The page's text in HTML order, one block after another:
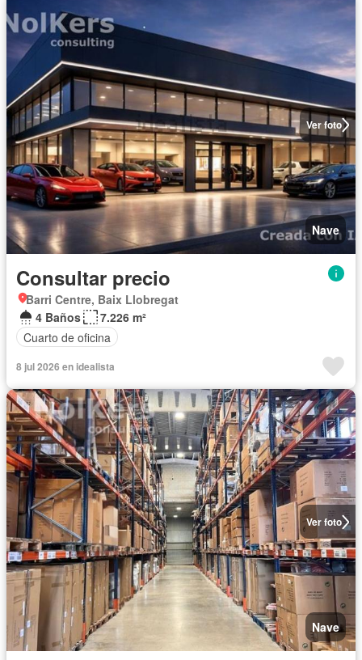
Ver foto
Nave
Consultar precio
Barri Centre, Baix Llobregat
4 Baños
7.226 m²
Cuarto de oficina
8 jul 2026 en idealista
Ver foto
Nave